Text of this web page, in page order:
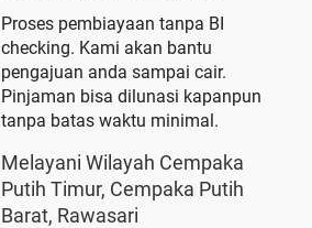
Proses pembiayaan tanpa BI
checking. Kami akan bantu
pengajuan anda sampai cair.
Pinjaman bisa dilunasi kapanpun
tanpa batas waktu minimal.
Melayani Wilayah Cempaka
Putih Timur, Cempaka Putih
Barat, Rawasari